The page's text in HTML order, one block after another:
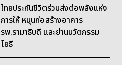
ไทยประกันชีวิตร่วมส่งต่อพลังแห่ง
การให้ หนุนก่อสร้างอาคาร
รพ.รามาธิบดี และย่านนวัตกรรม
โยธี